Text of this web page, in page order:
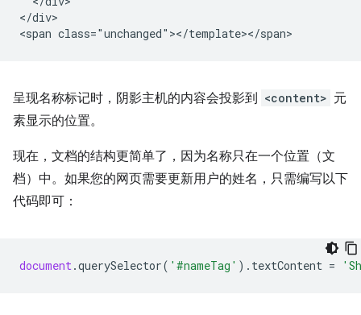
</div>
呈现名称标记时，阴影主机的内容会投影到 <content> 元
素显示的位置。
现在，文档的结构更简单了，因为名称只在一个位置（文
档）中。如果您的网页需要更新用户的姓名，只需编写以下
代码即可：
document.querySelector( '#nameTag' ). textContent =